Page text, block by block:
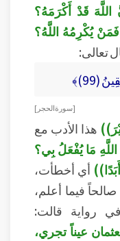
اللَّهَ قَدْ أَكْرَمَهُ؟
يُكْرِمُهُ اللَّهُ؟
تعالى:
(99)﴾
[ سورة الحجر ]
هذا الأدب مع
مَا يُفْعَلُ بِي؟
أي أخطأت،
فيما أعلم،
رواية قالت:
عيناً تجري،